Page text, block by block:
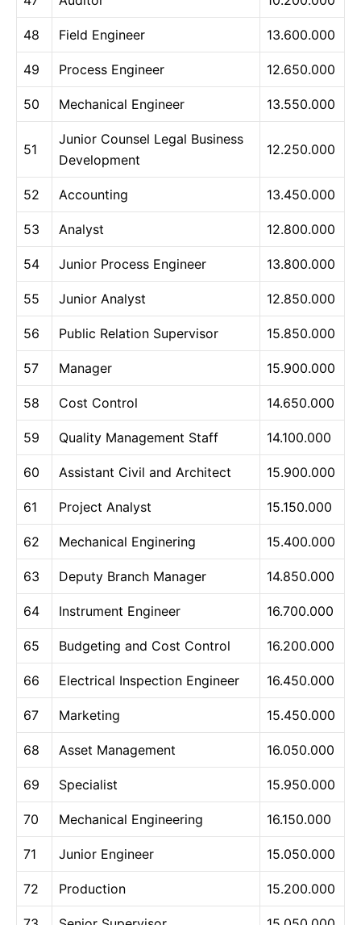
48 Field Engineer 13.600.000
49 Process Engineer 12.650.000
50 Mechanical Engineer 13.550.000
51
Junior Counsel Legal Business
Development
12.250.000
52 Accounting 13.450.000
53 Analyst 12.800.000
54 Junior Process Engineer 13.800.000
55 Junior Analyst 12.850.000
56 Public Relation Supervisor 15.850.000
57 Manager 15.900.000
58 Cost Control 14.650.000
59 Quality Management Staff 14.100.000
60 Assistant Civil and Architect 15.900.000
61 Project Analyst 15.150.000
62 Mechanical Enginering 15.400.000
63 Deputy Branch Manager 14.850.000
64 Instrument Engineer 16.700.000
65 Budgeting and Cost Control 16.200.000
66 Electrical Inspection Engineer 16.450.000
67 Marketing 15.450.000
68 Asset Management 16.050.000
69 Specialist 15.950.000
70 Mechanical Engineering 16.150.000
71 Junior Engineer 15.050.000
72 Production 15.200.000